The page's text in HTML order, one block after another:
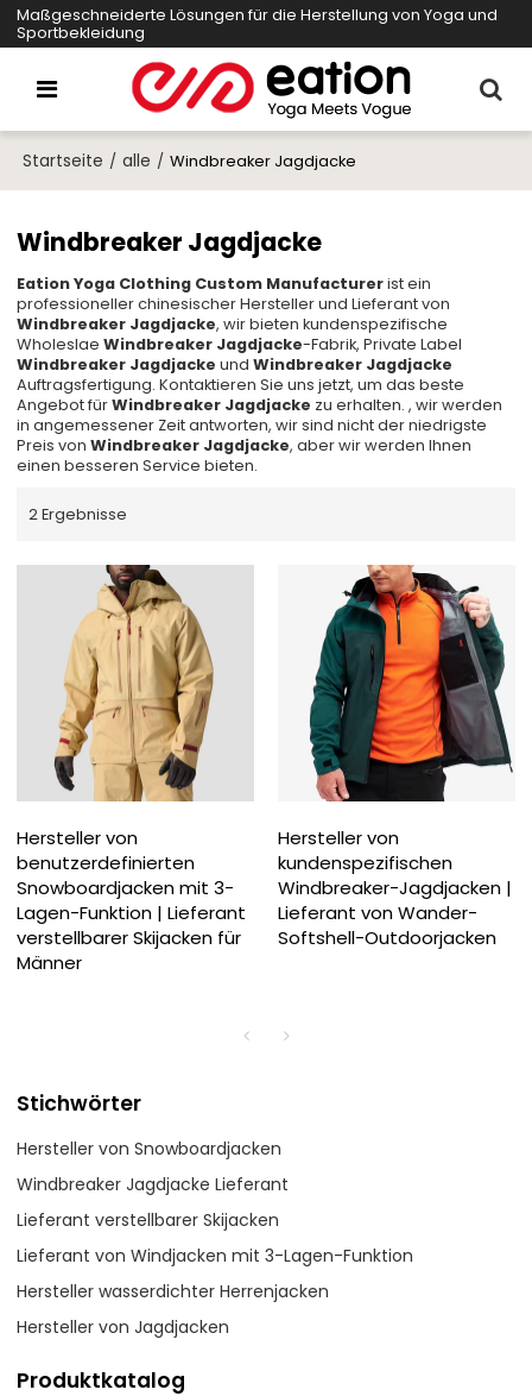
Maßgeschneiderte Lösungen für die Herstellung von Yoga und
Sportbekleidung
Startseite / alle / Windbreaker Jagdjacke
Windbreaker Jagdjacke
Eation Yoga Clothing Custom Manufacturerist ein
professioneller chinesischer Hersteller und Lieferant von
Windbreaker Jagdjacke, wir bieten kundenspezifische
WholeslaeWindbreaker Jagdjacke-Fabrik, Private Label
Windbreaker Jagdjacke undWindbreaker Jagdjacke
Auftragsfertigung. Kontaktieren Sie uns jetzt, um das beste
Angebot fürWindbreaker Jagdjacke zu erhalten. , wir werden
in angemessener Zeit antworten, wir sind nicht der niedrigste
Preis vonWindbreaker Jagdjacke, aber wir werden Ihnen
einen besseren Service bieten.
2 Ergebnisse
Hersteller von
benutzerdefinierten
Snowboardjacken mit 3-
Lagen-Funktion | Lieferant
verstellbarer Skijacken für
Männer
Hersteller von
kundenspezifischen
Windbreaker-Jagdjacken |
Lieferant von Wander-
Softshell-Outdoorjacken
Stichwörter
Hersteller von Snowboardjacken
Windbreaker Jagdjacke Lieferant
Lieferant verstellbarer Skijacken
Lieferant von Windjacken mit 3-Lagen-Funktion
Hersteller wasserdichter Herrenjacken
Hersteller von Jagdjacken
Produktkatalog